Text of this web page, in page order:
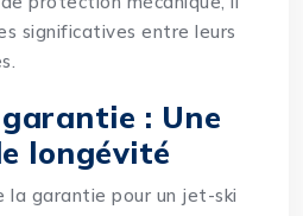
significatives entre leurs
: Une
longévité
la garantie pour un jet-ski